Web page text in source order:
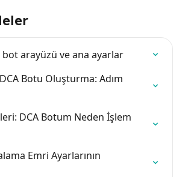
bot arayüzü ve ana ayarlar
Botu Oluşturma: Adım
DCA Botum Neden İşlem
Emri Ayarlarının